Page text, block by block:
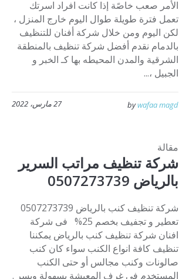
الأمر صعب خاصًة إذا كانت افراد اسرتك
تعمل فترة طويلة طوال اليوم خارج المنزل ،
لكن اليوم ومن خلال شركة أفنان للتنظيف
بالدمام نقدم أفضل شركة تنظيف بالمنطقة
الشرقية والمدن المحيطه بها كـ الخبر و
الجبيل ،...
27 مارس، 2022 bywafaa magd
مقالة
شركة تنظيف مراتب السرير
بالرياض 0507273739
شركة تنظيف كنب بالرياض 0507273739
تعطير و تجفيف بخصم 25% فى شركة
افنان شركة تنظيف كنب بالرياض يمكننا
تنظيف كافة انواع الكنب سواء كان كنب
صالونات وكنب مجالس أو حتى الكنب
المستخدم في غرف المعيشة بسهولة ويسر .